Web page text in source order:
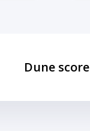
Dune score